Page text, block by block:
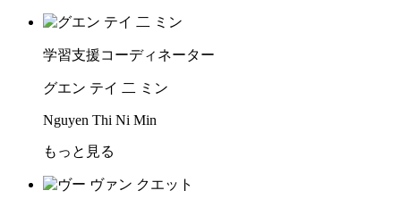
学習支援コーディネーター
グエン テイ 二 ミン
Nguyen Thi Ni Min
もっと見る